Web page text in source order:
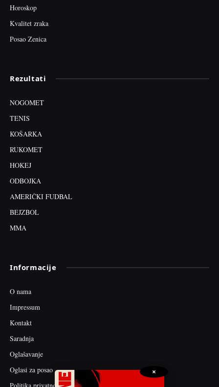
Horoskop
Kvalitet zraka
Posao Zenica
Rezultati
NOGOMET
TENIS
KOŠARKA
RUKOMET
HOKEJ
ODBOJKA
AMERIČKI FUDBAL
BEJZBOL
MMA
Informacije
O nama
Impressum
Kontakt
Saradnja
Oglašavanje
Oglasi za posao
×